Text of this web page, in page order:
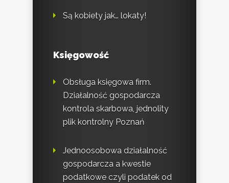
Są kobiety jak… lokaty!
Księgowość
Obsługa księgowa firm.
Działalność gospodarcza
kontrola skarbowa, jednolity
plik kontrolny Poznań
Jednoosobowa działalność
gospodarcza a kwestie
podatkowe czyli podatek od